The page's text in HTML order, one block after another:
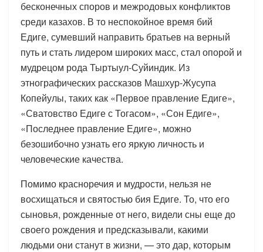
бесконечных споров и межродовых конфликтов
среди казахов. В то неспокойное время бий
Едиге, сумевший направить братьев на верный
путь и стать лидером широких масс, стал опорой и
мудрецом рода Тыртыул-Суйиндик. Из
этнографических рассказов Машхур-Жусупа
Копейулы, таких как «Первое правление Едиге»,
«Сватовство Едиге с Тогасом», «Сон Едиге»,
«Последнее правление Едиге», можно
безошибочно узнать его яркую личность и
человеческие качества.
Помимо красноречия и мудрости, нельзя не
восхищаться и святостью бия Едиге. То, что его
сыновья, рожденные от него, видели сны еще до
своего рождения и предсказывали, какими
людьми они станут в жизни, — это дар, которым